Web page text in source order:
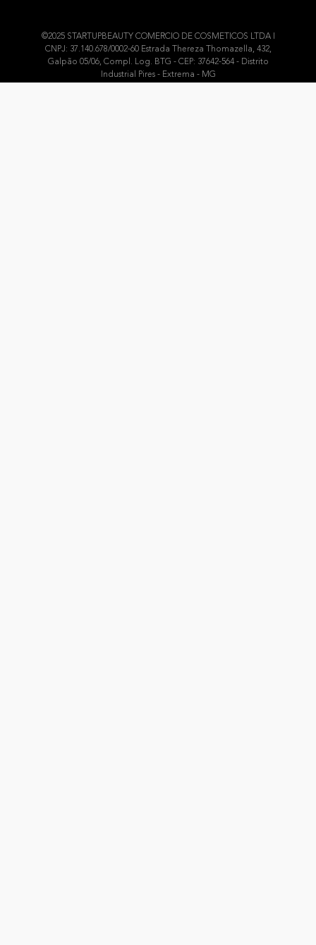
©2025 STARTUPBEAUTY COMERCIO DE COSMETICOS LTDA I
CNPJ: 37.140.678/0002-60 Estrada Thereza Thomazella, 432,
Galpão 05/06, Compl. Log. BTG - CEP: 37642-564 - Distrito
Industrial Pires - Extrema - MG